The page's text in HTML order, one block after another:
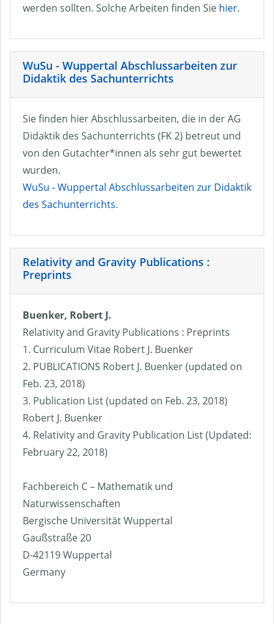
werden sollten. Solche Arbeiten finden Sie hier.
WuSu - Wuppertal Abschlussarbeiten zur
Didaktik des Sachunterrichts
Sie finden hier Abschlussarbeiten, die in der AG
Didaktik des Sachunterrichts (FK 2) betreut und
von den Gutachter*innen als sehr gut bewertet
wurden.
WuSu - Wuppertal Abschlussarbeiten zur Didaktik
des Sachunterrichts.
Relativity and Gravity Publications :
Preprints
Buenker, Robert J.
Relativity and Gravity Publications : Preprints
1. Curriculum Vitae Robert J. Buenker
2. PUBLICATIONS Robert J. Buenker (updated on
Feb. 23, 2018)
3. Publication List (updated on Feb. 23, 2018)
Robert J. Buenker
4. Relativity and Gravity Publication List (Updated:
February 22, 2018)
Fachbereich C – Mathematik und
Naturwissenschaften
Bergische Universität Wuppertal
Gaußstraße 20
D-42119 Wuppertal
Germany